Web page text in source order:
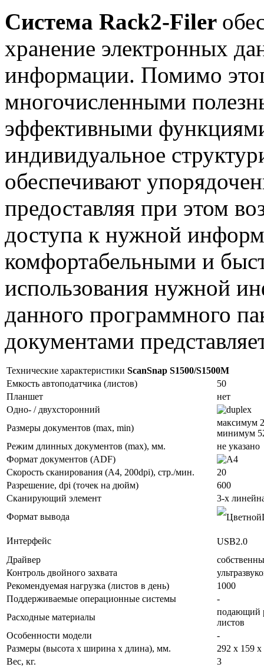
Система Rack2-Filer
хранение электронных
информации. Помимо
многочисленными
эффективными
индивидуальное
обеспечивают
предоставляя при этом
доступа к нужной
комфортабельными и
использования нужной
данного программного
документами
Технические характеристики ScanSnap S1500/S1500M
Емкость автоподатчика (листов)
50
Планшет
нет
Одно- / двухсторонний
Размеры документов (max, min)
максимум
минимум
Режим длинных документов (max), мм.
не указано
Формат документов (ADF)
Скорость сканирования (А4, 200dpi), стр./мин.
20
Разрешение, dpi (точек на дюйм)
600
Сканирующий элемент
3-х
Формат вывода
Интерфейс
USB2.0
Драйвер
Контроль двойного захвата
Рекомендуемая нагрузка (листов в день)
1000
Поддерживаемые операционные системы
-
Расходные материалы
подающий
листов
Особенности модели
-
Размеры (высота х ширина х длина), мм.
292 х 159 х
Вес, кг.
3